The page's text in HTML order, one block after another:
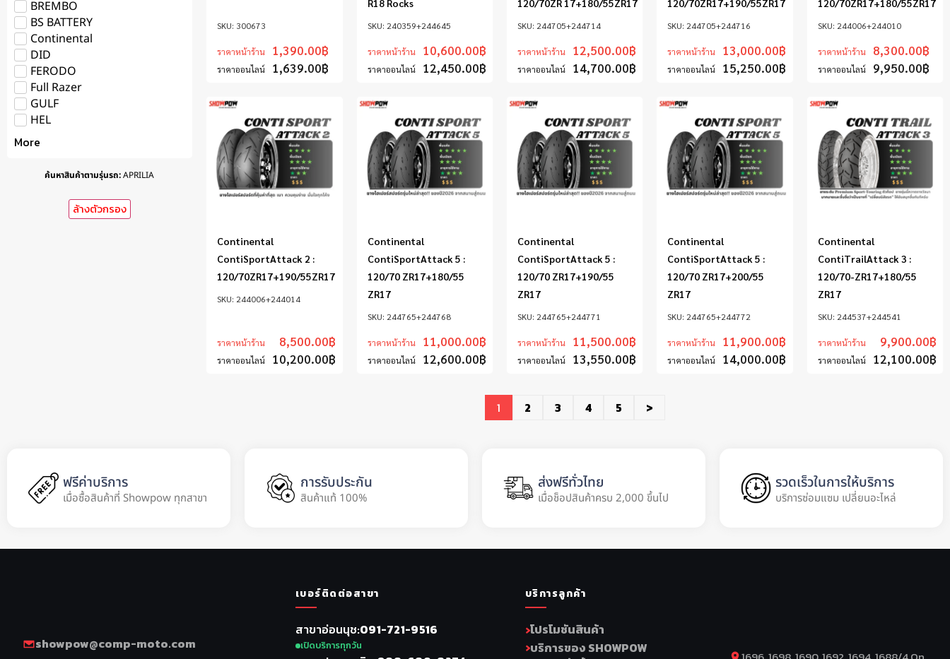
BREMBO
BS BATTERY
Continental
DID
FERODO
Full Razer
GULF
HEL
More
ค้นหาสินค้าตามรุ่นรถ:APRILIA
ล้างตัวกรอง
300673
ราคาหน้าร้าน 1,390.00฿
ราคาออนไลน์ 1,639.00฿
240359+244645
R18 Rocks
ราคาหน้าร้าน 10,600.00฿
ราคาออนไลน์ 12,450.00฿
244705+244714
120/70ZR 17+180/55ZR17
ราคาหน้าร้าน 12,500.00฿
ราคาออนไลน์ 14,700.00฿
244705+244716
120/70ZR17+190/55ZR17
ราคาหน้าร้าน 13,000.00฿
ราคาออนไลน์ 15,250.00฿
244006+244010
120/70ZR17+180/55ZR17
ราคาหน้าร้าน 8,300.00฿
ราคาออนไลน์ 9,950.00฿
244006+244014
Continental
ContiSportAttack 2 :
120/70ZR17+190/55ZR17
ราคาหน้าร้าน 8,500.00฿
ราคาออนไลน์ 10,200.00฿
244765+244768
Continental
ContiSportAttack 5 :
120/70 ZR17+180/55
ZR17
ราคาหน้าร้าน 11,000.00฿
ราคาออนไลน์ 12,600.00฿
244765+244771
Continental
ContiSportAttack 5 :
120/70 ZR17+190/55
ZR17
ราคาหน้าร้าน 11,500.00฿
ราคาออนไลน์ 13,550.00฿
244765+244772
Continental
ContiSportAttack 5 :
120/70 ZR17+200/55
ZR17
ราคาหน้าร้าน 11,900.00฿
ราคาออนไลน์ 14,000.00฿
244537+244541
Continental
ContiTrailAttack 3 :
120/70-ZR17+180/55
ZR17
ราคาหน้าร้าน 9,900.00฿
ราคาออนไลน์ 12,100.00฿
1 2 3 4 5 >
ฟรีค่าบริการ
เมื่อซื้อสินค้าที่ Showpow ทุกสาขา
การรับประกัน
สินค้าแท้ 100%
ส่งฟรีทั่วไทย
เมื่อช็อปสินค้าครบ 2,000 ขึ้นไป
รวดเร็วในการให้บริการ
บริการซ่อมแซม เปลี่ยนอะไหล่
showpow@comp-moto.com
เบอร์ติดต่อสาขา
สาขาอ่อนนุช 091-721-9516
เปิดบริการทุกวัน
บริการลูกค้า
โปรโมชันสินค้า
บริการของ SHOWPOW